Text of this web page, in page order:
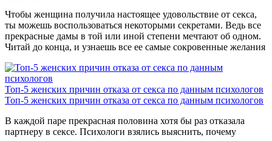
Чтобы женщина получила настоящее удовольствие от секса,
ты можешь воспользоваться некоторыми секретами. Ведь все
прекрасные дамы в той или иной степени мечтают об одном.
Читай до конца, и узнаешь все ее самые сокровенные желания
Топ-5 женских причин отказа от секса по данным психологов
Топ-5 женских причин отказа от секса по данным психологов
В каждой паре прекрасная половина хотя бы раз отказала
партнеру в сексе. Психологи взялись выяснить, почему